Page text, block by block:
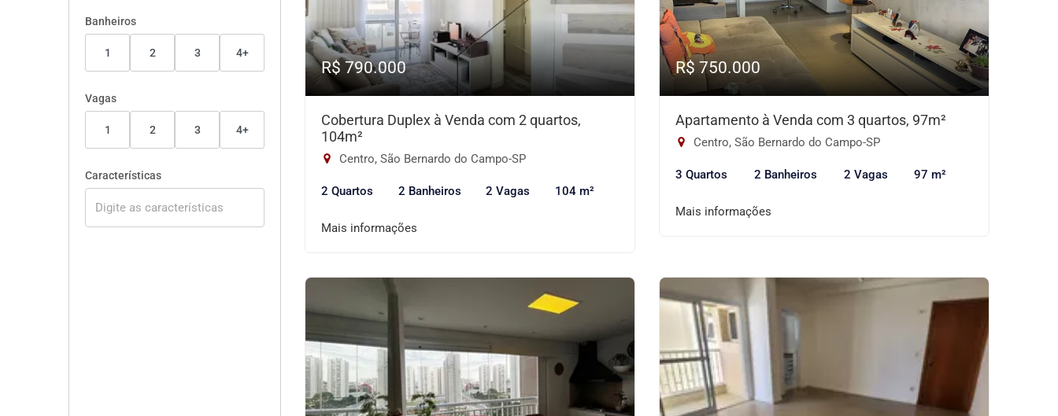
Banheiros
1 2 3 4+
Vagas
1 2 3 4+
Características
R$ 790.000
Cobertura Duplex à Venda com 2 quartos,
104m²
Centro, São Bernardo do Campo-SP
2 Quartos 2 Banheiros 2 Vagas 104 m²
Mais informações
R$ 750.000
Apartamento à Venda com 3 quartos, 97m²
Centro, São Bernardo do Campo-SP
3 Quartos 2 Banheiros 2 Vagas 97 m²
Mais informações